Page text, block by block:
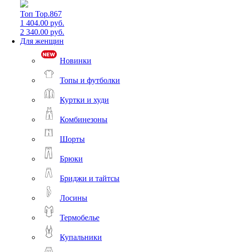
Топ Top.867
1 404.00 руб.
2 340.00 руб.
Для женщин
Новинки
Топы и футболки
Куртки и худи
Комбинезоны
Шорты
Брюки
Бриджи и тайтсы
Лосины
Термобелье
Купальники